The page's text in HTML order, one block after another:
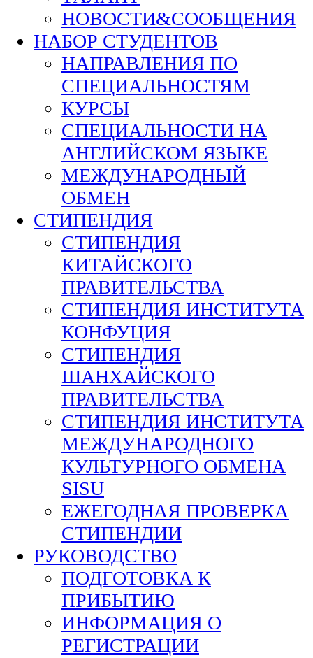
НОВОСТИ&СООБЩЕНИЯ
НАБОР СТУДЕНТОВ
НАПРАВЛЕНИЯ ПО
СПЕЦИАЛЬНОСТЯМ
КУРСЫ
СПЕЦИАЛЬНОСТИ НА
АНГЛИЙСКОМ ЯЗЫКЕ
МЕЖДУНАРОДНЫЙ
ОБМЕН
СТИПЕНДИЯ
СТИПЕНДИЯ
КИТАЙСКОГО
ПРАВИТЕЛЬСТВА
СТИПЕНДИЯ ИНСТИТУТА
КОНФУЦИЯ
СТИПЕНДИЯ
ШАНХАЙСКОГО
ПРАВИТЕЛЬСТВА
СТИПЕНДИЯ ИНСТИТУТА
МЕЖДУНАРОДНОГО
КУЛЬТУРНОГО ОБМЕНА
SISU
ЕЖЕГОДНАЯ ПРОВЕРКА
СТИПЕНДИИ
РУКОВОДСТВО
ПОДГОТОВКА К
ПРИБЫТИЮ
ИНФОРМАЦИЯ О
РЕГИСТРАЦИИ